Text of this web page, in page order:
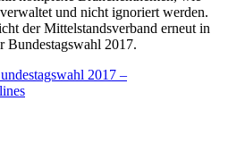
und nicht ignoriert werden.
der Mittelstandsverband erneut in
Bundestagswahl 2017.
2017 –